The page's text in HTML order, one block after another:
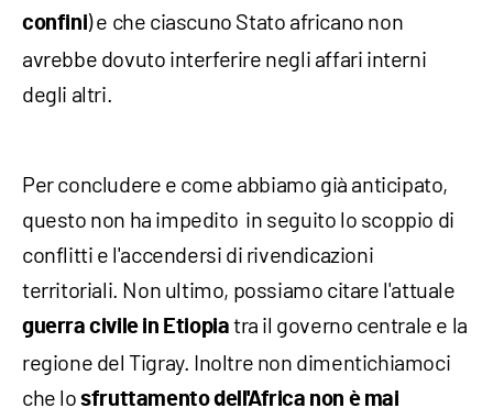
confini) e che ciascuno Stato africano non
avrebbe dovuto interferire negli affari interni
degli altri.
Per concludere e come abbiamo già anticipato,
questo non ha impedito in seguito lo scoppio di
conflitti e l'accendersi di rivendicazioni
territoriali. Non ultimo, possiamo citare l'attuale
guerra civile in Etiopia tra il governo centrale e la
regione del Tigray. Inoltre non dimentichiamoci
che losfruttamento dell'Africa non è mai